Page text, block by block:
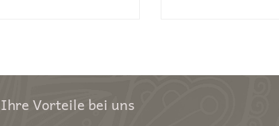
Ihre Vorteile bei uns